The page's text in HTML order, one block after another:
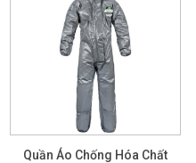
Quần Áo Chống Hóa Chất